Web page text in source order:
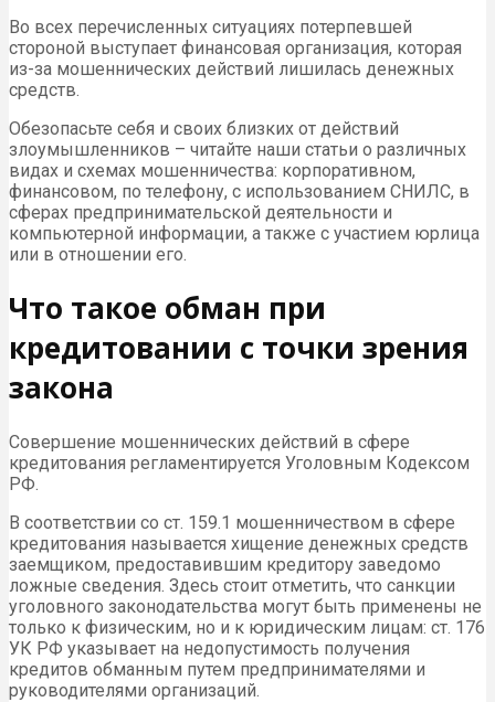
Во всех перечисленных ситуациях потерпевшей
стороной выступает финансовая организация, которая
из-за мошеннических действий лишилась денежных
средств.
Обезопасьте себя и своих близких от действий
злоумышленников – читайте наши статьи о различных
видах и схемах мошенничества: корпоративном,
финансовом, по телефону, с использованием СНИЛС, в
сферах предпринимательской деятельности и
компьютерной информации, а также с участием юрлица
или в отношении его.
Что такое обман при
кредитовании с точки зрения
закона
Совершение мошеннических действий в сфере
кредитования регламентируется Уголовным Кодексом
РФ.
В соответствии со ст. 159.1 мошенничеством в сфере
кредитования называется хищение денежных средств
заемщиком, предоставившим кредитору заведомо
ложные сведения. Здесь стоит отметить, что санкции
уголовного законодательства могут быть применены не
только к физическим, но и к юридическим лицам: ст. 176
УК РФ указывает на недопустимость получения
кредитов обманным путем предпринимателями и
руководителями организаций.